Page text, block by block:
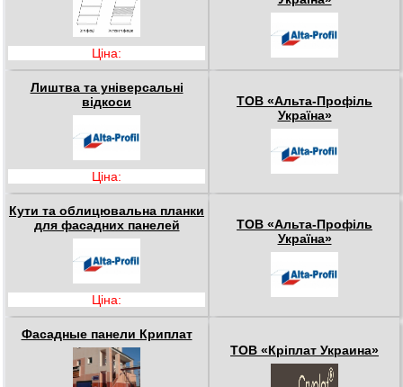
Ціна:
Лиштва та універсальні
відкоси
Ціна:
ТОВ «Альта-Профіль
Україна»
Кути та облицювальна планки
для фасадних панелей
Ціна:
ТОВ «Альта-Профіль
Україна»
Фасадные панели Криплат
ТОВ «Кріплат Украина»